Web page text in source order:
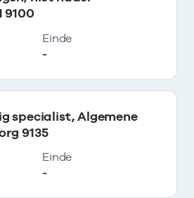
9100
Einde
-
specialist, Algemene
9135
Einde
-